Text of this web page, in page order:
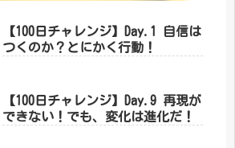
【100日チャレンジ】Day.1 自信は
つくのか？とにかく行動！
【100日チャレンジ】Day.9 再現が
できない！でも、変化は進化だ！